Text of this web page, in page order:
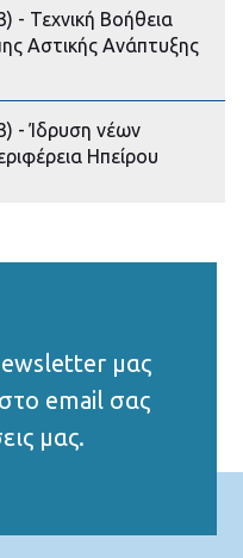
Τεχνική Βοήθεια
Αστικής Ανάπτυξης
- Ίδρυση νέων
Ηπείρου
μας
email σας
μας.